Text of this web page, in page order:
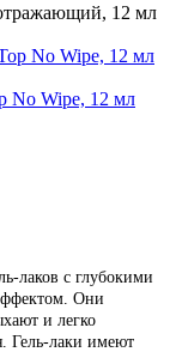
12 мл
No Wipe, 12 мл
лаков с глубокими
Они
и легко
Гель-лаки имеют